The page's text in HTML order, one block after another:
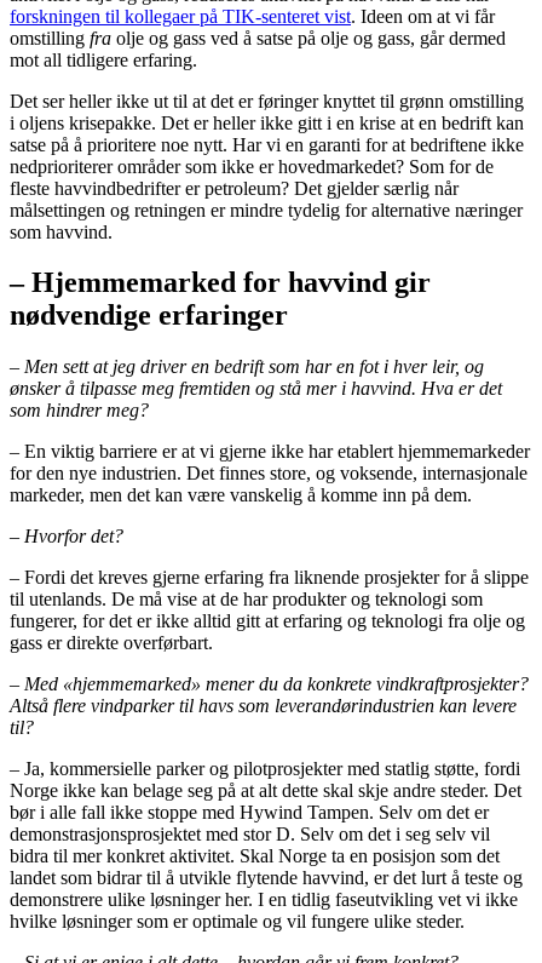
forskningen til kollegaer på TIK-senteret vist. Ideen om at vi får
omstilling fra olje og gass ved å satse på olje og gass, går dermed
mot all tidligere erfaring.
Det ser heller ikke ut til at det er føringer knyttet til grønn omstilling
i oljens krisepakke. Det er heller ikke gitt i en krise at en bedrift kan
satse på å prioritere noe nytt. Har vi en garanti for at bedriftene ikke
nedprioriterer områder som ikke er hovedmarkedet? Som for de
fleste havvindbedrifter er petroleum? Det gjelder særlig når
målsettingen og retningen er mindre tydelig for alternative næringer
som havvind.
– Hjemmemarked for havvind gir
nødvendige erfaringer
– Men sett at jeg driver en bedrift som har en fot i hver leir, og
ønsker å tilpasse meg fremtiden og stå mer i havvind. Hva er det
som hindrer meg?
– En viktig barriere er at vi gjerne ikke har etablert hjemmemarkeder
for den nye industrien. Det finnes store, og voksende, internasjonale
markeder, men det kan være vanskelig å komme inn på dem.
– Hvorfor det?
– Fordi det kreves gjerne erfaring fra liknende prosjekter for å slippe
til utenlands. De må vise at de har produkter og teknologi som
fungerer, for det er ikke alltid gitt at erfaring og teknologi fra olje og
gass er direkte overførbart.
– Med «hjemmemarked» mener du da konkrete vindkraftprosjekter?
Altså flere vindparker til havs som leverandørindustrien kan levere
til?
– Ja, kommersielle parker og pilotprosjekter med statlig støtte, fordi
Norge ikke kan belage seg på at alt dette skal skje andre steder. Det
bør i alle fall ikke stoppe med Hywind Tampen. Selv om det er
demonstrasjonsprosjektet med stor D. Selv om det i seg selv vil
bidra til mer konkret aktivitet. Skal Norge ta en posisjon som det
landet som bidrar til å utvikle flytende havvind, er det lurt å teste og
demonstrere ulike løsninger her. I en tidlig faseutvikling vet vi ikke
hvilke løsninger som er optimale og vil fungere ulike steder.